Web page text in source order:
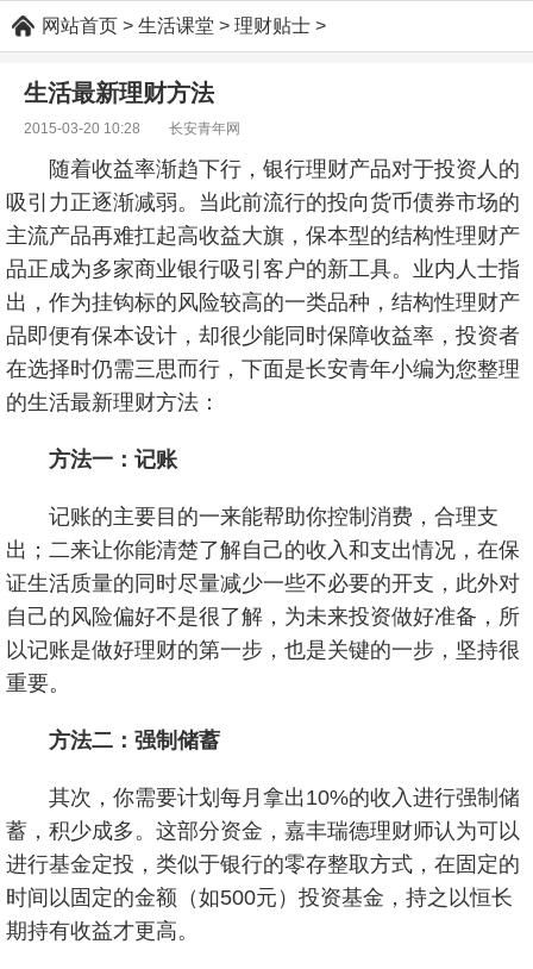
网站首页 > 生活课堂 > 理财贴士 >
生活最新理财方法
2015-03-20 10:28 长安青年网
随着收益率渐趋下行，银行理财产品对于投资人的
吸引力正逐渐减弱。当此前流行的投向货币债券市场的
主流产品再难扛起高收益大旗，保本型的结构性理财产
品正成为多家商业银行吸引客户的新工具。业内人士指
出，作为挂钩标的风险较高的一类品种，结构性理财产
品即便有保本设计，却很少能同时保障收益率，投资者
在选择时仍需三思而行，下面是长安青年小编为您整理
的生活最新理财方法：
方法一：记账
记账的主要目的一来能帮助你控制消费，合理支
出；二来让你能清楚了解自己的收入和支出情况，在保
证生活质量的同时尽量减少一些不必要的开支，此外对
自己的风险偏好不是很了解，为未来投资做好准备，所
以记账是做好理财的第一步，也是关键的一步，坚持很
重要。
方法二：强制储蓄
其次，你需要计划每月拿出10%的收入进行强制储
蓄，积少成多。这部分资金，嘉丰瑞德理财师认为可以
进行基金定投，类似于银行的零存整取方式，在固定的
时间以固定的金额（如500元）投资基金，持之以恒长
期持有收益才更高。